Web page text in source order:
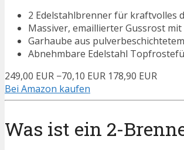
2 Edelstahlbrenner für kraftvolles
Massiver, emaillierter Gussrost
Garhaube aus
Abnehmbare Edelstahl
249,00 EUR −70,10 EUR 178,90 EUR
Bei Amazon kaufen
Was ist ein 2-